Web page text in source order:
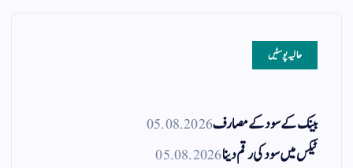
حالیہ پوسٹیں
بینک کے سود کے مصارف05.08.2026
ٹیکس میں سود کی رقم دینا05.08.2026